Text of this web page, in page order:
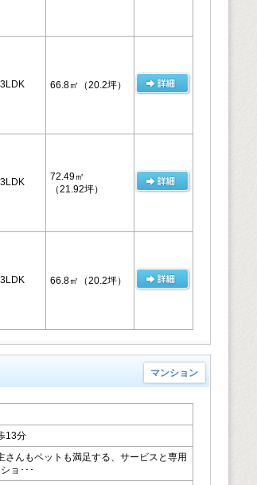
3LDK 66.8㎡ （20.2坪）
3LDK
72.49㎡
（21.92坪）
3LDK 66.8㎡ （20.2坪）
マンション
13分
さんもペットも満足する、サービスと専用
ョ･･･